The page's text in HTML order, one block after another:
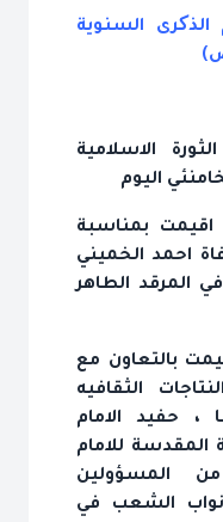
السنوية
الاسلامية
اليوم
بمناسبة
احمد الخميني
المرقد الطاهر
بالتعاون مع
الثقافيه
، حفيد الامام
للامام
المسؤولين
الشعب في